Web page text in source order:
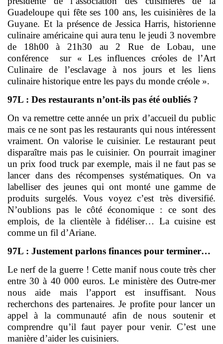
Guadeloupe qui fête ses 100 ans, les cuisinières de la
Guyane. Et la présence de Jessica Harris, historienne
culinaire américaine qui aura tenu le jeudi 3 novembre
de 18h00 à 21h30 au 2 Rue de Lobau, une
conférence sur « Les influences créoles de l’Art
Culinaire de l’esclavage à nos jours et les liens
culinaire historique entre les pays du monde créole ».
97L : Des restaurants n’ont-ils pas été oubliés ?
On va remettre cette année un prix d’accueil du public
mais ce ne sont pas les restaurants qui nous intéressent
vraiment. On valorise le cuisinier. Le restaurant peut
disparaître mais pas le cuisinier. On pourrait imaginer
un prix food truck par exemple, mais il ne faut pas se
lancer dans des récompenses systématiques. On va
labelliser des jeunes qui ont monté une gamme de
produits surgelés. Vous voyez c’est très diversifié.
N’oublions pas le côté économique : ce sont des
emplois, de la clientèle à fidéliser… La cuisine est
comme un fil d’Ariane.
97L : Justement parlons finances pour terminer…
Le nerf de la guerre ! Cette manif nous coute très cher
entre 30 à 40 000 euros. Le ministère des Outre-mer
nous aide mais l’apport est insuffisant. Nous
recherchons des partenaires. Je profite pour lancer un
appel à la communauté afin de nous soutenir et
comprendre qu’il faut payer pour venir. C’est une
manière d’aider les cuisiniers.